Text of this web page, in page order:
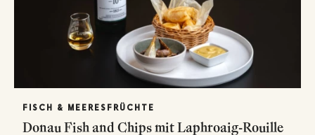
FISCH & MEERESFRÜCHTE
Donau Fish and Chips mit Laphroaig-Rouille